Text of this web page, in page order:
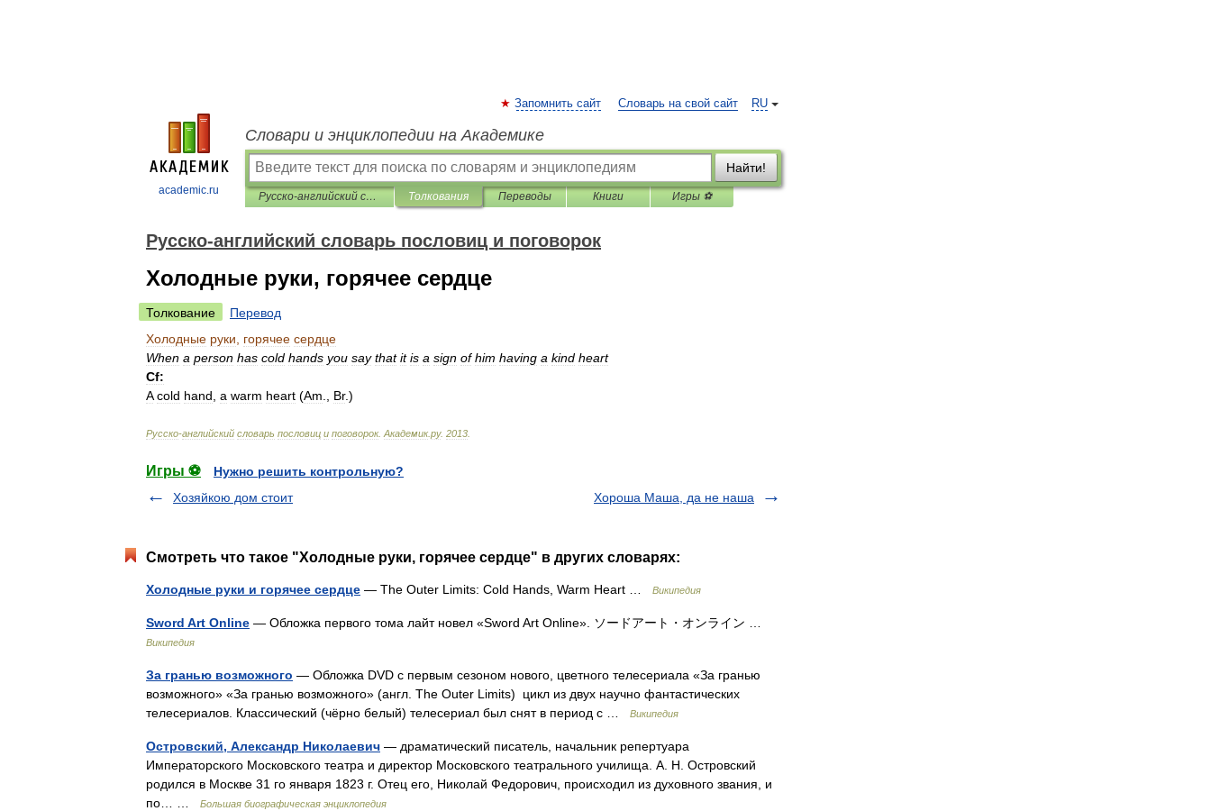
academic.ru
RU
Запомнить сайт Словарь на свой сайт
Словари и энциклопедии на Академике
Найти!
Русско-английский словарь пословиц и поговорок Толкования Переводы Книги Игры ⚽
Русско-английский словарь пословиц и поговорок
Холодные руки, горячее сердце
Толкование
Перевод
Холодные руки горячее сердце
When a person has cold hands you say that it is a sign of him having a kind heart
Cf:
A cold hand a warm heart (Am Br.)
Русско-английский словарь пословиц и поговорок. Академик.ру. 2013
Игры ⚽
Нужно решить контрольную?
Хозяйкою дом стоит
Хороша Маша, да не наша
Смотреть что такое "Холодные руки, горячее сердце" в других словарях:
Холодные руки и горячее сердце — The Outer Limits: Cold Hands, Warm Heart … Википедия
Sword Art Online — Обложка первого тома лайт новел «Sword Art Online». ソードアート・オンライン …
Википедия
За гранью возможного — Обложка DVD с первым сезоном нового, цветного телесериала «За гранью
возможного» «За гранью возможного» (англ. The Outer Limits) цикл из двух научно фантастических
телесериалов. Классический (чёрно белый) телесериал был снят в период с …
Википедия
Островский, Александр Николаевич — драматический писатель, начальник репертуара
Императорского Московского театра и директор Московского театрального училища. А. Н. Островский
родился в Москве 31 го января 1823 г. Отец его, Николай Федорович, происходил из духовного звания, и
по… …
Большая биографическая энциклопедия